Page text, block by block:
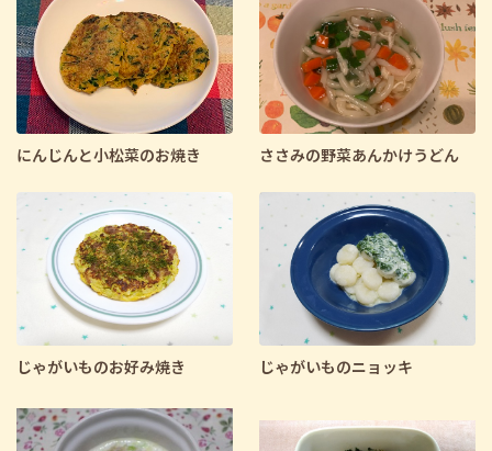
にんじんと小松菜のお焼き ささみの野菜あんかけうどん
じゃがいものお好み焼き じゃがいものニョッキ